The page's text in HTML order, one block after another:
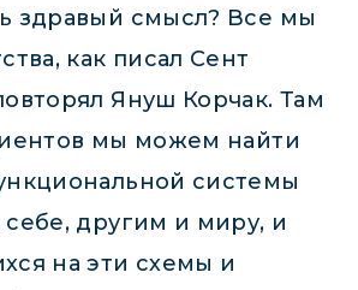
здравый смысл? Все мы
как писал Сент
Януш Корчак. Там
мы можем найти
системы
другим и миру, и
на эти схемы и